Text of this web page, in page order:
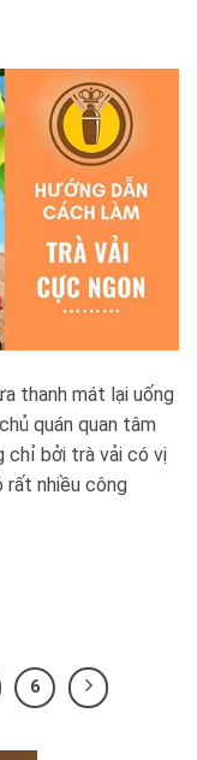
thanh mát lại uống
quán quan tâm
chỉ bởi trà vải có vị
rất nhiều công
6